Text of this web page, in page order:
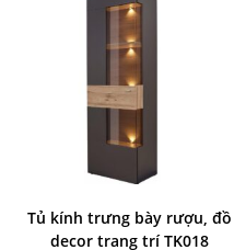
Tủ kính trưng bày rượu, đồ
decor trang trí TK018